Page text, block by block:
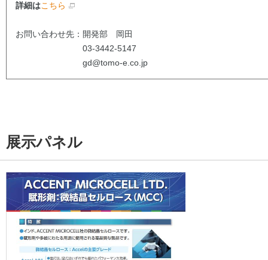
詳細はこちら
お問い合わせ先：開発部 岡田
03-3442-5147
gd@tomo-e.co.jp
展示パネル